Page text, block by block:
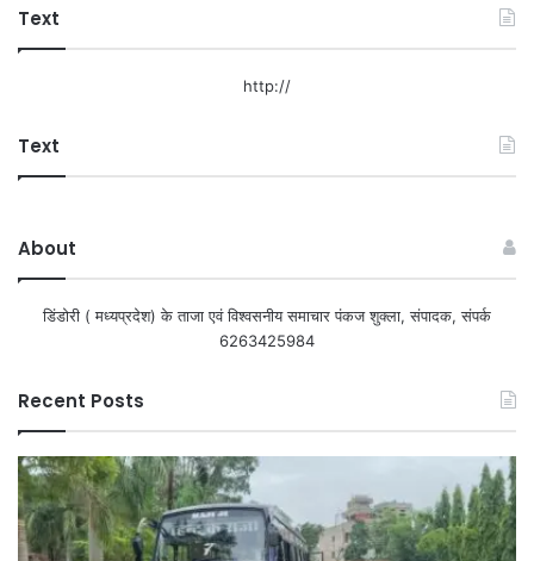
Text
http://
Text
About
डिंडोरी ( मध्यप्रदेश) के ताजा एवं विश्वसनीय समाचार पंकज शुक्ला, संपादक, संपर्क
6263425984
Recent Posts